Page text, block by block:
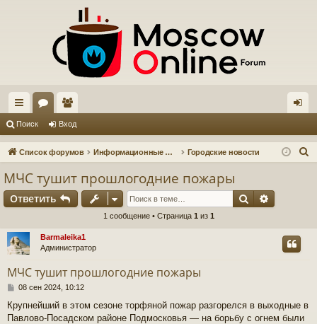
с
ы ум
ол
ьз
ел
д
Поиск Вход
Список форумов Информационные форумы Городские новости
МЧС тушит прошлогодние пожары
Ответить Поиск
1 сообщение • Страница 1 из 1
Barmaleika1
Администратор
МЧС тушит прошлогодние пожары
С
о
б
08 сен 2024, 10:12
Крупнейший в этом сезоне торфяной пожар разгорелся в выходные в
Павлово-Посадском районе Подмосковья — на борьбу с огнем были